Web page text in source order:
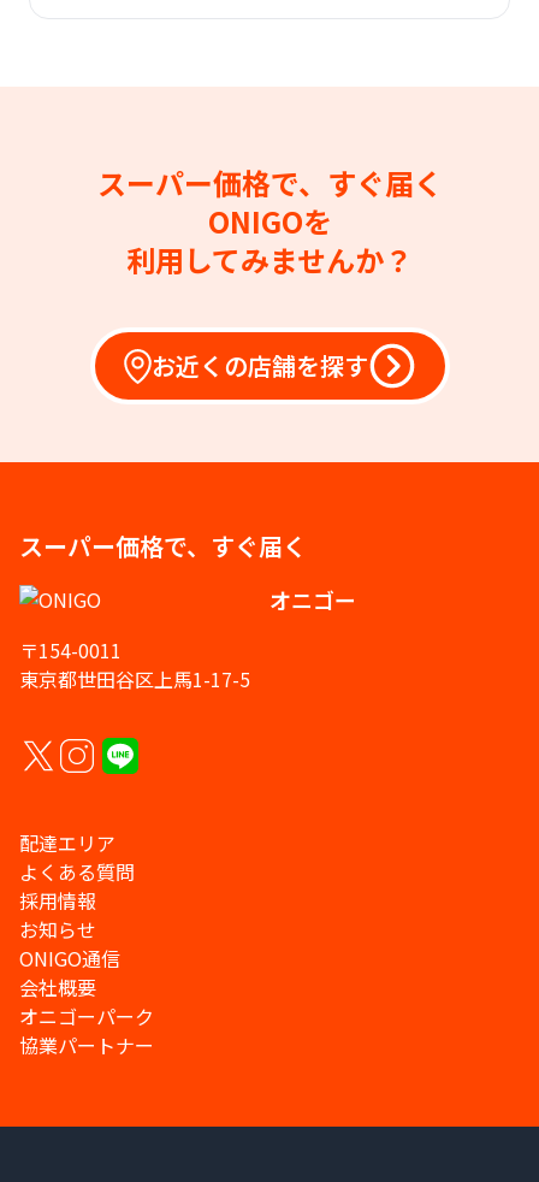
スーパー価格で、すぐ届く
ONIGOを
利用してみませんか？
お近くの店舗を探す
スーパー価格で、すぐ届く
オニゴー
〒154-0011
東京都世田谷区上馬1-17-5
配達エリア
よくある質問
採用情報
お知らせ
ONIGO通信
会社概要
オニゴーパーク
協業パートナー